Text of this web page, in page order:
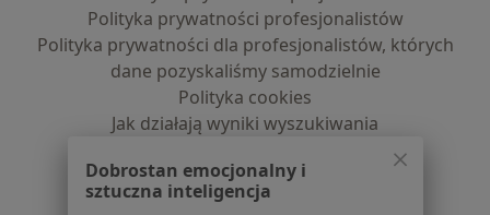
Polityka prywatności profesjonalistów
Polityka prywatności dla profesjonalistów, których
dane pozyskaliśmy samodzielnie
Polityka cookies
Jak działają wyniki wyszukiwania
O nas
Praca Rekrutujemy!
Dobrostan emocjonalny i
sztuczna inteligencja